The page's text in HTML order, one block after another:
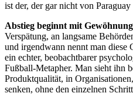
ist der, der gar nicht von Paraguay
Abstieg beginnt mit
Verspätung, an langsame
und irgendwann nennt man diese
ein echter, beobachtbarer
Fußball-Metapher. Man sieht ihn
Produktqualität, in
senken, ohne den einzelnen